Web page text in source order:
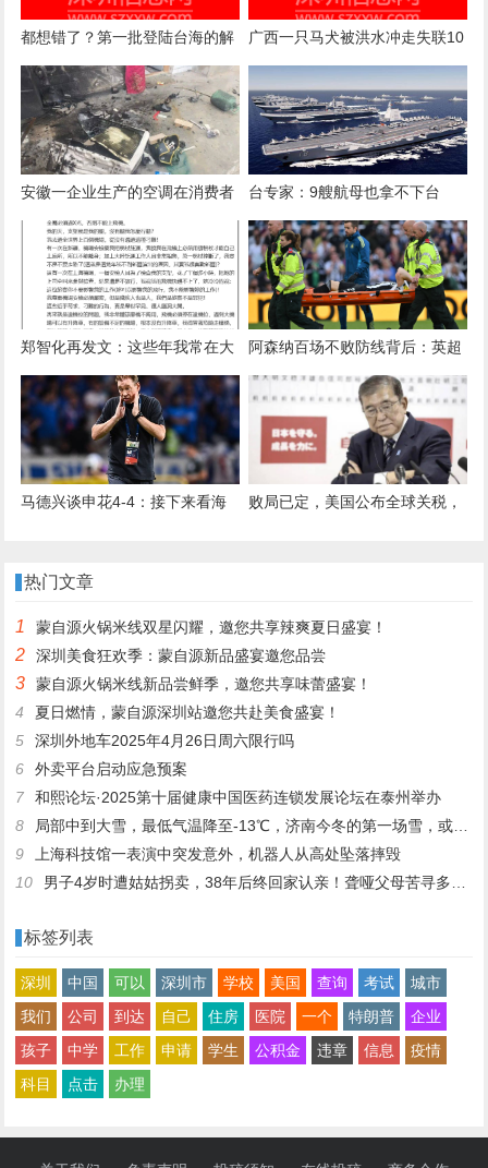
都想错了？第一批登陆台海的解
放军部队，可能全是机器人
广西一只马犬被洪水冲走失联10
天，历尽艰险自行回家
安徽一企业生产的空调在消费者
维修时爆炸致三人重伤，家属称
电商闭店失联，厂家拒赔
台专家：9艘航母也拿不下台
湾！鲁比奥叫嚣不会弃台，特朗
普表态
郑智化再发文：这些年我常在大
陆演出，这不是偶发事件
阿森纳百场不败防线背后：英超
历史第二支球队的荣耀与挑战
马德兴谈申花4-4：接下来看海
机会
败局已定，美国公布全球关税，
热门文章
1 蒙自源火锅米线双星闪耀，邀您共享辣爽夏日盛宴！
2 深圳美食狂欢季：蒙自源新品盛宴邀您品尝
3
蒙自源火锅米线新品尝鲜季，邀您共享味蕾盛宴！
4
夏日燃情，蒙自源深圳站邀您共赴美食盛宴！
5
深圳外地车2025年4月26日周六限行吗
6
外卖平台启动应急预案
7
和熙论坛·2025第十届健康中国医药连锁发展论坛在泰州举办
8
局部中到大雪，最低气温降至-13℃，济南今冬的第一场雪，或跟去年同一时间！
9
上海科技馆一表演中突发意外，机器人从高处坠落摔毁
10
男子4岁时遭姑姑拐卖，38年后终回家认亲！聋哑父母苦寻多年，母亲已抱憾离世丨红星寻人
标签列表
深圳 中国 可以 深圳市 学校 美国 查询 考试
城市
我们
公司 到达 自己 住房 医院 一个 特朗普
企业
孩子
中学 工作 申请 学生 公积金 违章 信息
疫情
科目
点击 办理